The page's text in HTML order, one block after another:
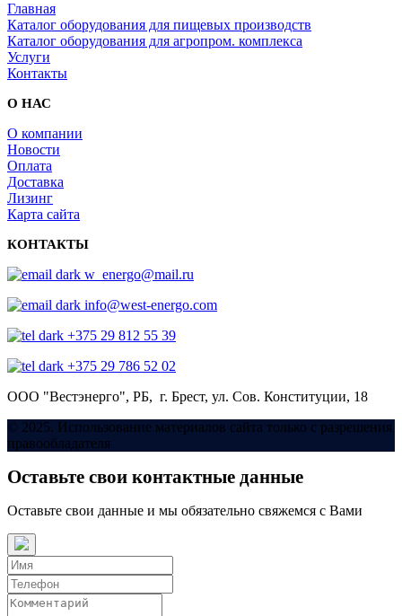
Главная
Каталог оборудования для пищевых производств
Каталог оборудования для агропром. комплекса
Услуги
Контакты
О НАС
О компании
Новости
Оплата
Доставка
Лизинг
Карта сайта
КОНТАКТЫ
w_energo@mail.ru
info@west-energo.com
+375 29 812 55 39
+375 29 786 52 02
ООО "Вестэнерго", РБ, г. Брест, ул. Сов. Конституции, 18
© 2025. Использование материалов сайта только с разрешения
правообладателя
Оставьте свои контактные данные
Оставьте свои данные и мы обязательно свяжемся с Вами